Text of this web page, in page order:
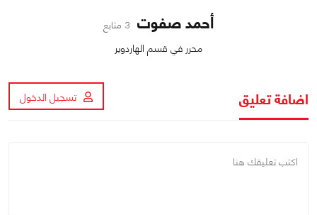
أحمد صفوت 3 متابع
محرر في قسم الهاردوير
اضافة تعليق تسجيل الدخول